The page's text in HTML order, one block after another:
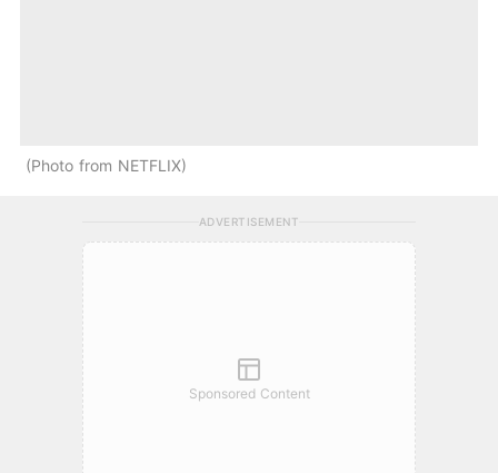
Photo from NETFLIX
ADVERTISEMENT
Sponsored Content